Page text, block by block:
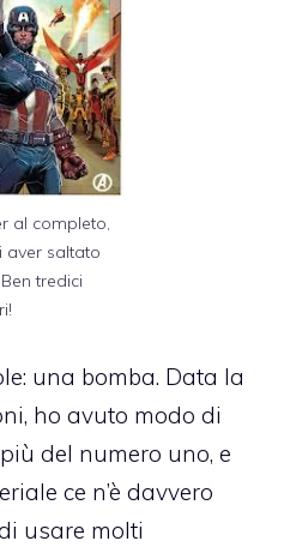
al completo,
aver saltato
tredici
una bomba. Data la
ho avuto modo di
del numero uno, e
ce n’è davvero
usare molti